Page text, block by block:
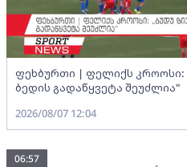
ფეხბურთი | ფელიქს კროოსი:
ბედის გადაწყვეტა შეუძლია"
2026/08/07 12:04
06:57